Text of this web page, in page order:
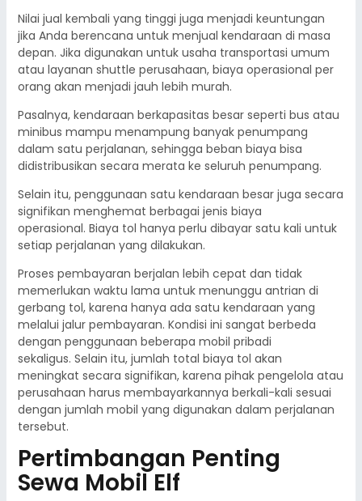
Nilai jual kembali yang tinggi juga menjadi keuntungan
jika Anda berencana untuk menjual kendaraan di masa
depan. Jika digunakan untuk usaha transportasi umum
atau layanan shuttle perusahaan, biaya operasional per
orang akan menjadi jauh lebih murah.
Pasalnya, kendaraan berkapasitas besar seperti bus atau
minibus mampu menampung banyak penumpang
dalam satu perjalanan, sehingga beban biaya bisa
didistribusikan secara merata ke seluruh penumpang.
Selain itu, penggunaan satu kendaraan besar juga secara
signifikan menghemat berbagai jenis biaya
operasional. Biaya tol hanya perlu dibayar satu kali untuk
setiap perjalanan yang dilakukan.
Proses pembayaran berjalan lebih cepat dan tidak
memerlukan waktu lama untuk menunggu antrian di
gerbang tol, karena hanya ada satu kendaraan yang
melalui jalur pembayaran. Kondisi ini sangat berbeda
dengan penggunaan beberapa mobil pribadi
sekaligus. Selain itu, jumlah total biaya tol akan
meningkat secara signifikan, karena pihak pengelola atau
perusahaan harus membayarkannya berkali-kali sesuai
dengan jumlah mobil yang digunakan dalam perjalanan
tersebut.
Pertimbangan Penting
Sewa Mobil Elf